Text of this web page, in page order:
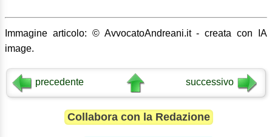
Immagine articolo: © AvvocatoAndreani.it - creata con IA
image.
precedente successivo
Collabora con la Redazione